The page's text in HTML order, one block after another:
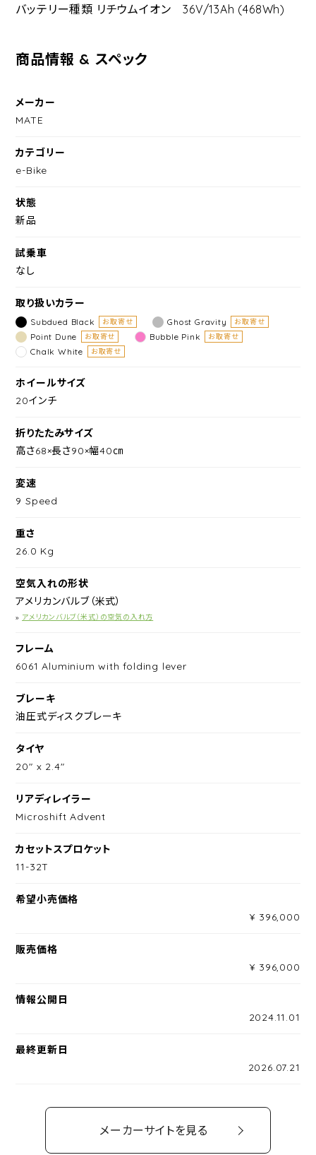
バッテリー種類 リチウムイオン 36V/13Ah (468Wh)
商品情報 & スペック
メーカー
MATE
カテゴリー
e-Bike
状態
新品
試乗車
なし
取り扱いカラー
Subdued Black お取寄せ Ghost Gravity お取寄せ
Point Dune お取寄せ Bubble Pink お取寄せ
Chalk White お取寄せ
ホイールサイズ
20インチ
折りたたみサイズ
高さ68×長さ90×幅40㎝
変速
9 Speed
重さ
26.0 Kg
空気入れの形状
アメリカンバルブ（米式）
» アメリカンバルブ（米式）の空気の入れ方
フレーム
6061 Aluminium with folding lever
ブレーキ
油圧式ディスクブレーキ
タイヤ
20" x 2.4"
リアディレイラー
Microshift Advent
カセットスプロケット
11-32T
希望小売価格
¥ 396,000
販売価格
¥ 396,000
情報公開日
2024.11.01
最終更新日
2026.07.21
メーカーサイトを見る